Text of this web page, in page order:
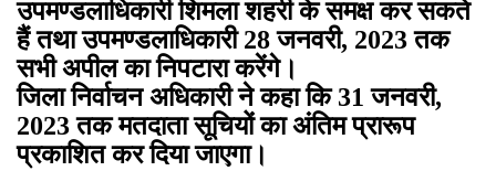
उपमण्डलाधिकारी शिमला शहरी के समक्ष कर सकते
हैं तथा उपमण्डलाधिकारी 28 जनवरी, 2023 तक
सभी अपील का निपटारा करेंगे।
जिला निर्वाचन अधिकारी ने कहा कि 31 जनवरी,
2023 तक मतदाता सूचियों का अंतिम प्रारूप
प्रकाशित कर दिया जाएगा।